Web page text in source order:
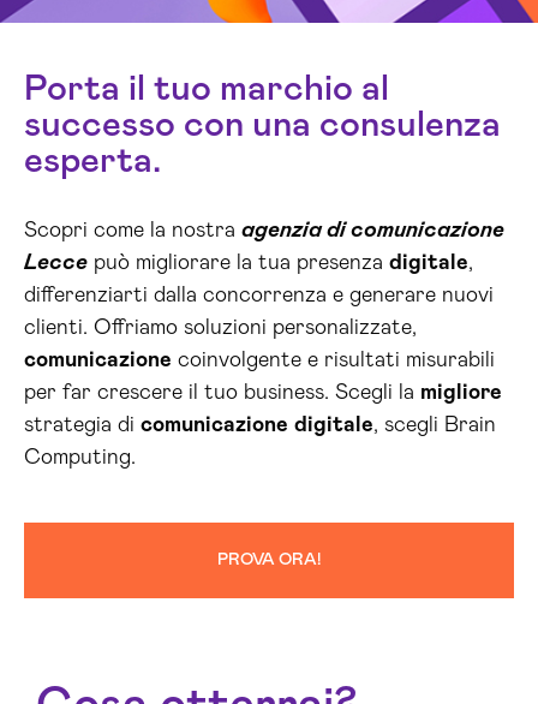
Porta il tuo marchio al
successo con una consulenza
esperta.
Scopri come la nostra agenzia di comunicazione
Lecce può migliorare la tua presenza digitale,
differenziarti dalla concorrenza e generare nuovi
clienti. Offriamo soluzioni personalizzate,
comunicazione coinvolgente e risultati misurabili
per far crescere il tuo business. Scegli la migliore
strategia di comunicazione digitale, scegli Brain
Computing.
PROVA ORA!